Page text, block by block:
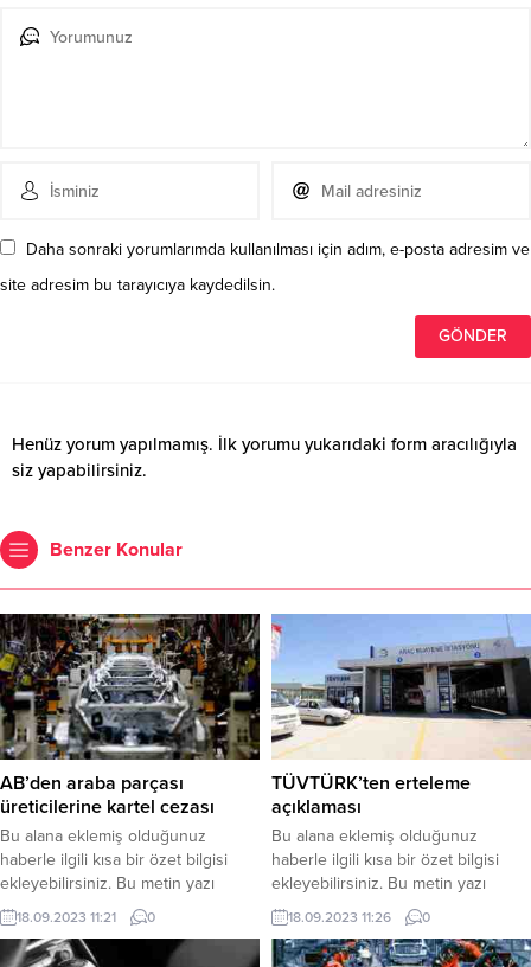
Daha sonraki yorumlarımda kullanılması için adım, e-posta adresim ve
site adresim bu tarayıcıya kaydedilsin.
Henüz yorum yapılmamış. İlk yorumu yukarıdaki form aracılığıyla
siz yapabilirsiniz.
Benzer Konular
AB’den araba parçası
üreticilerine kartel cezası
Bu alana eklemiş olduğunuz
haberle ilgili kısa bir özet bilgisi
ekleyebilirsiniz. Bu metin yazı
düzenleme sayfasında “Özet”
bölümünden eklenebilir. Özet
eklenmişse başlık altında kalın
18.09.2023 11:21 0
TÜVTÜRK’ten erteleme
açıklaması
Bu alana eklemiş olduğunuz
haberle ilgili kısa bir özet bilgisi
ekleyebilirsiniz. Bu metin yazı
düzenleme sayfasında “Özet”
bölümünden eklenebilir. Özet
eklenmişse başlık altında kalın
18.09.2023 11:26 0